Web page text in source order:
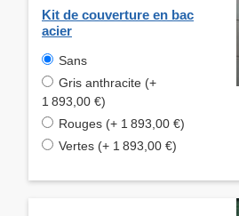
Kit de couverture en bac
acier
Sans
Gris anthracite (+
1 893,00 €)
Rouges (+ 1 893,00 €)
Vertes (+ 1 893,00 €)